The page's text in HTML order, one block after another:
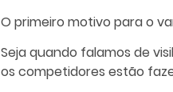
O primeiro motivo para o
Seja quando falamos de
os competidores estão